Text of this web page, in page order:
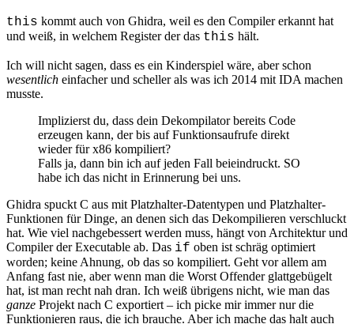
this kommt auch von Ghidra, weil es den Compiler erkannt hat
und weiß, in welchem Register der das this hält.
Ich will nicht sagen, dass es ein Kinderspiel wäre, aber schon
wesentlich einfacher und scheller als was ich 2014 mit IDA machen
musste.
Implizierst du, dass dein Dekompilator bereits Code
erzeugen kann, der bis auf Funktionsaufrufe direkt
wieder für x86 kompiliert?
Falls ja, dann bin ich auf jeden Fall beieindruckt. SO
habe ich das nicht in Erinnerung bei uns.
Ghidra spuckt C aus mit Platzhalter-Datentypen und Platzhalter-
Funktionen für Dinge, an denen sich das Dekompilieren verschluckt
hat. Wie viel nachgebessert werden muss, hängt von Architektur und
Compiler der Executable ab. Das if oben ist schräg optimiert
worden; keine Ahnung, ob das so kompiliert. Geht vor allem am
Anfang fast nie, aber wenn man die Worst Offender glattgebügelt
hat, ist man recht nah dran. Ich weiß übrigens nicht, wie man das
ganze Projekt nach C exportiert – ich picke mir immer nur die
Funktionieren raus, die ich brauche. Aber ich mache das halt auch